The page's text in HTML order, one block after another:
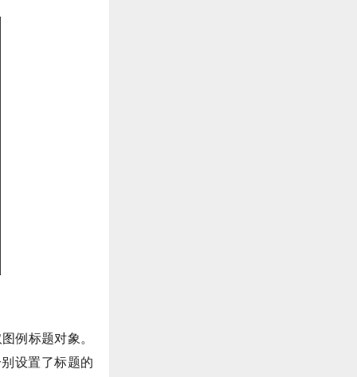
例标题对象。
设置了标题的